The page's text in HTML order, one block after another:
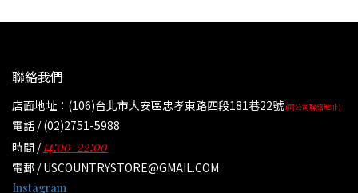
聯絡我們
店面地址：(106)台北市大安區忠孝東路四段181巷22號(同公司聯絡地址)
電話 / (02)2751-5988
時間 /14:00-22:00
電郵 / USCOUNTRYSTORE@GMAIL.COM
Instagram